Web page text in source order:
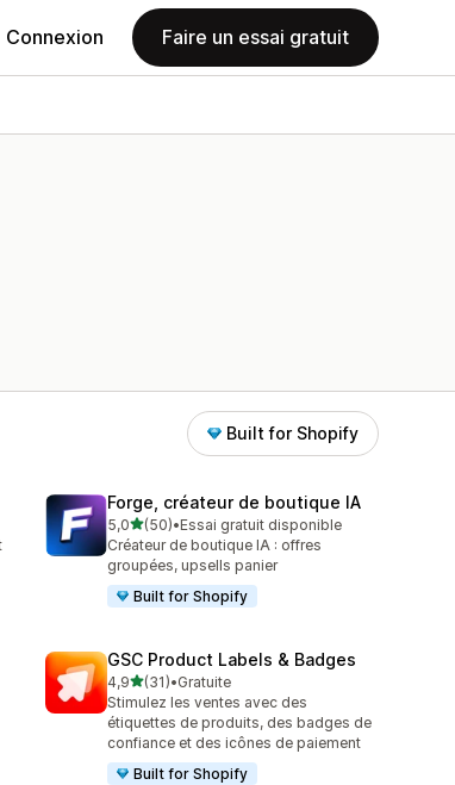
Connexion Faire un essai gratuit
Built for Shopify
Forge, créateur de boutique IA
5,0étoile(s) sur 5
(50)
50 avis au total
•Essai gratuit disponible
Créateur de boutique IA : offres
groupées, upsells panier
Built for Shopify
GSC Product Labels & Badges
4,9étoile(s) sur 5
(31)
31 avis au total
•Gratuite
Stimulez les ventes avec des
étiquettes de produits, des badges de
confiance et des icônes de paiement
Built for Shopify